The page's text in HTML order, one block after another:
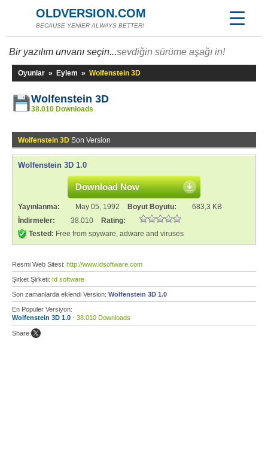
OLDVERSION.COM
BECAUSE YENİER ALWAYS BETTER!
Bir yazılım unvanı seçin...sevdiğin sürüme aşağı in!
Oyunlar » Eylem » Wolfenstein 3D
Wolfenstein 3D
38.010 Downloads
Wolfenstein 3D Son Version
Wolfenstein 3D 1.0
Download Now
Yayınlanma: May 05, 1992 Boyut Boyutu:
683,3 KB
İndirmeler:
38.010
Rating:
Tested: Free from spyware, adware and viruses
Resmi Web Sitesi: http://www.idsoftware.com
Şirket Şirketi: Id software
Son zamanlarda eklendi Version: Wolfenstein 3D 1.0
En Popüler Versiyon:
Wolfenstein 3D 1.0 - 38.010 Downloads
Share: